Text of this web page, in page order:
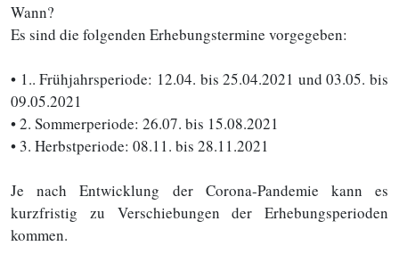
Wann?
Es sind die folgenden Erhebungstermine vorgegeben:
• 1.. Frühjahrsperiode: 12.04. bis 25.04.2021 und 03.05. bis
09.05.2021
• 2. Sommerperiode: 26.07. bis 15.08.2021
• 3. Herbstperiode: 08.11. bis 28.11.2021
Je nach Entwicklung der Corona-Pandemie kann es
kurzfristig zu Verschiebungen der Erhebungsperioden
kommen.